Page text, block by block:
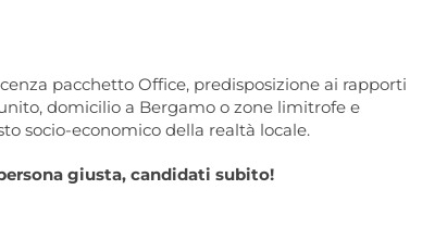
pacchetto Office, predisposizione ai rapporti
domicilio a Bergamo o zone limitrofe e
socio-economico della realtà locale.
giusta, candidati subito!